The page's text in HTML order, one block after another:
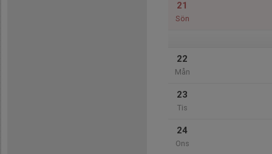
21
Sön
22
Mån
23
Tis
24
Ons